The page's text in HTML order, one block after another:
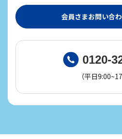
会員さまお問い合
0120-
（平日